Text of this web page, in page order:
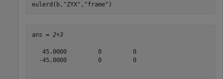
eulerd(b, "ZYX" , "frame" )
ans = 2×3
   45.0000         0         0
  -45.0000         0         0